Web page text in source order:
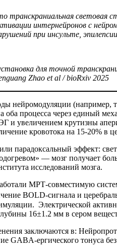
транскраниальная световая
интернейронов с
при инсульте,
для точной
Zhao et al /bioRxiv 2025
нейромодуляции (например,
оба процесса через единый
и увеличением крутизны
кровотока на 15-20% в
парадоксальный эффект:
— мозг получает
исследований мозга.
МРТ-совместимую
BOLD-сигнала и
Электрической
16±1.2 мм в сером
заключаются в:
GABA-ергического тонуса